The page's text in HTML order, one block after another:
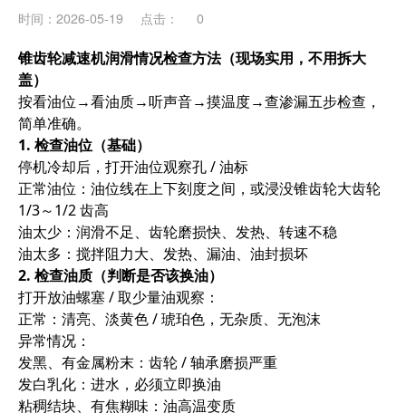
时间：2026-05-19 点击： 0
锥齿轮减速机润滑情况检查方法（现场实用，不用拆大
盖）
按看油位→看油质→听声音→摸温度→查渗漏五步检查，
简单准确。
1. 检查油位（基础）
停机冷却后，打开油位观察孔 / 油标
正常油位： 油位线在上下刻度之间 ，或浸没锥齿轮大齿轮
1/3～1/2 齿高
油太少：润滑不足、齿轮磨损快、发热、转速不稳
油太多：搅拌阻力大、发热、漏油、油封损坏
2. 检查油质（判断是否该换油）
打开放油螺塞 / 取少量油观察：
正常：清亮、淡黄色 / 琥珀色，无杂质、无泡沫
异常情况：
发黑、有金属粉末：齿轮 / 轴承磨损严重
发白乳化：进水，必须立即换油
粘稠结块、有焦糊味：油高温变质